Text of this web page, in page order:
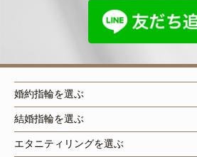
婚約指輪を選ぶ
結婚指輪を選ぶ
エタニティリングを選ぶ